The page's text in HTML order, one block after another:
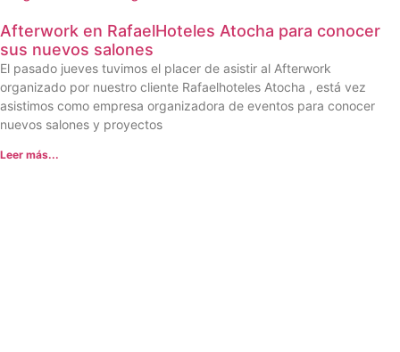
Afterwork en RafaelHoteles Atocha para conocer
sus nuevos salones
El pasado jueves tuvimos el placer de asistir al Afterwork
organizado por nuestro cliente Rafaelhoteles Atocha , está vez
asistimos como empresa organizadora de eventos para conocer
nuevos salones y proyectos
Leer más...